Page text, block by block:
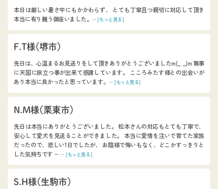
本日は厳しい暑さ中にもかかわらず、 とても丁寧且つ親切に対応して頂き
本当に有り難う御座いました。 − [もっと見る]
F.T様（堺市）
先日は、心温まるお見送りをして頂きありがとうございましたm(_ _)m 無事
に天国に旅立つ事が出来て感謝しています。 こころみたす様との出会いが
あり本当に良かったと思っています。 − [もっと見る]
N.M様（栗東市）
先日は本当にありがとうございました。 松本さんの対応もとても丁寧で、
安心して愛犬を見送ることができました。 本当に愛情を注いで育てた家族
だったので、悲しい1日でしたが、 お陰様で悔いもなく、どこかすっきりと
した気持ちです − − [もっと見る]
S.H様（生駒市）